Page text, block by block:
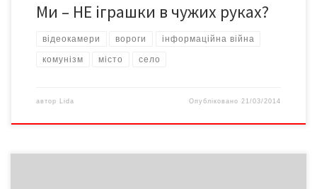
Ми – НЕ іграшки в чужих руках?
відеокамери вороги інформаційна війна
комунізм місто селo
автор Lida Опубліковано21/03/2014